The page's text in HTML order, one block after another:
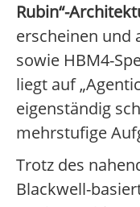
Rubin“-
erscheinen und
sowie HBM4-
liegt auf
eigenständig
mehrstufige
Trotz des
Blackwell-